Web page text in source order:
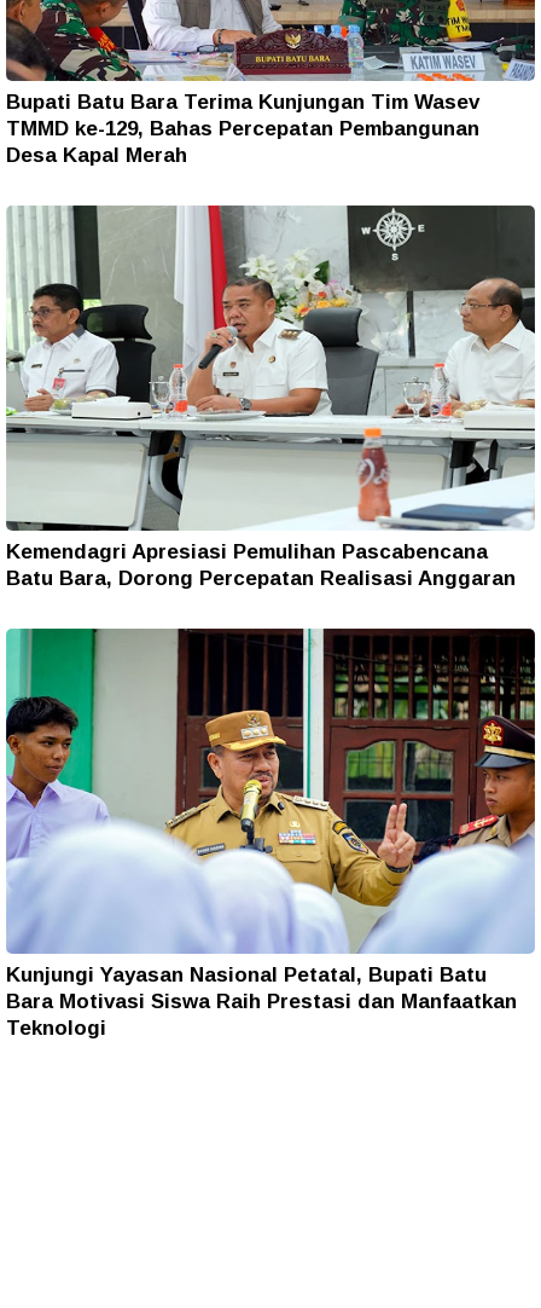
Bupati Batu Bara Terima Kunjungan Tim Wasev
TMMD ke-129, Bahas Percepatan Pembangunan
Desa Kapal Merah
Kemendagri Apresiasi Pemulihan Pascabencana
Batu Bara, Dorong Percepatan Realisasi Anggaran
Kunjungi Yayasan Nasional Petatal, Bupati Batu
Bara Motivasi Siswa Raih Prestasi dan Manfaatkan
Teknologi